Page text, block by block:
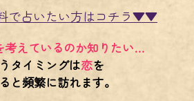
で占いたい方はコチラ▼▼
考えているのか知りたい…
タイミングは恋を
と頻繁に訪れます。